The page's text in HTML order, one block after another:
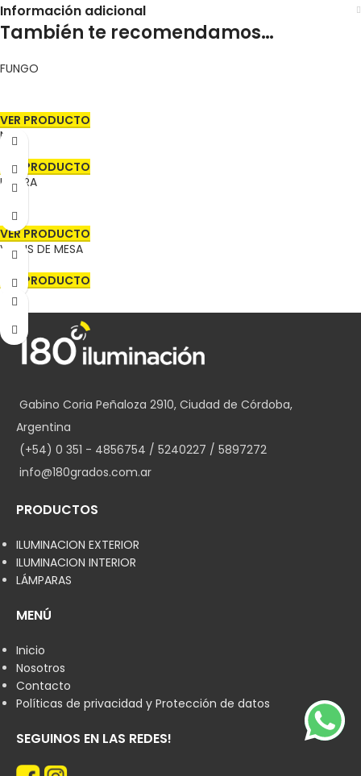
Información adicional
También te recomendamos…
FUNGO
VER PRODUCTO
NOD
VER PRODUCTO
UMBRA
VER PRODUCTO
VENUS DE MESA
VER PRODUCTO
Gabino Coria Peñaloza 2910, Ciudad de Córdoba,
Argentina
(+54) 0 351 - 4856754 / 5240227 / 5897272
info@180grados.com.ar
PRODUCTOS
ILUMINACION EXTERIOR
ILUMINACION INTERIOR
LÁMPARAS
MENÚ
Inicio
Nosotros
Contacto
Políticas de privacidad y Protección de datos
SEGUINOS EN LAS REDES!